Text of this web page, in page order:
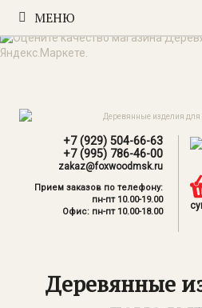
+7 (929) 504-66-63
+7 (995) 786-46-00
zakaz@foxwoodmsk.ru
Прием заказов по телефону:
пн-пт 10.00-19.00
Офис: пн-пт 10.00-18.00
Деревянные
МЕНЮ